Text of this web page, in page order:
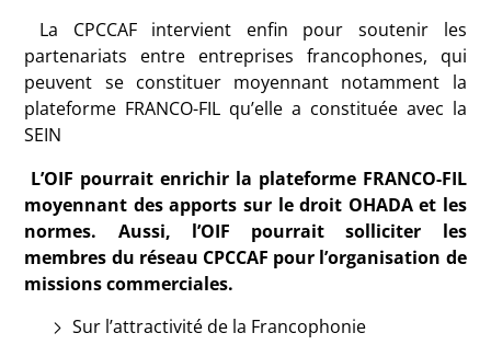
La CPCCAF intervient enfin pour soutenir les
partenariats entre entreprises francophones, qui
peuvent se constituer moyennant notamment la
plateforme FRANCO-FIL qu’elle a constituée avec la
SEIN
L’OIF pourrait enrichir la plateforme FRANCO-FIL
moyennant des apports sur le droit OHADA et les
normes. Aussi, l’OIF pourrait solliciter les
membres du réseau CPCCAF pour l’organisation de
missions commerciales.
Sur l’attractivité de la Francophonie